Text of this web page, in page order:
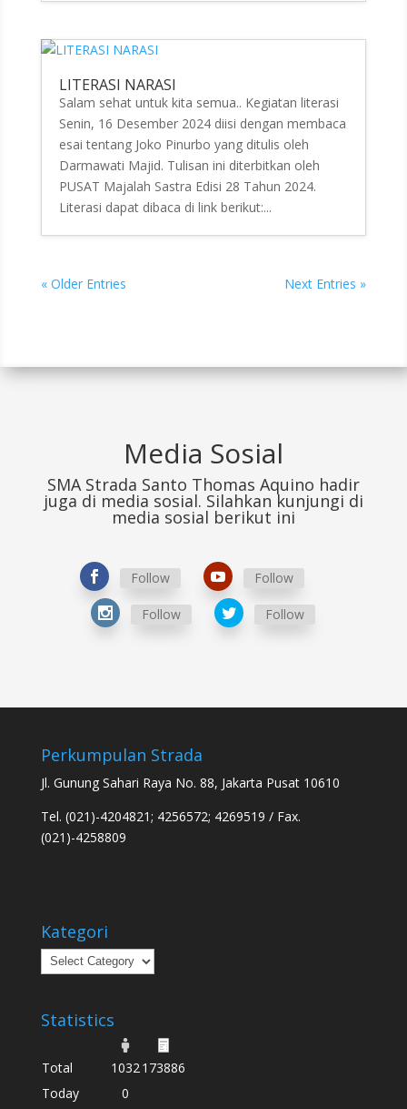
LITERASI NARASI
Salam sehat untuk kita semua.. Kegiatan literasi
Senin, 16 Desember 2024 diisi dengan membaca
esai tentang Joko Pinurbo yang ditulis oleh
Darmawati Majid. Tulisan ini diterbitkan oleh
PUSAT Majalah Sastra Edisi 28 Tahun 2024.
Literasi dapat dibaca di link berikut:...
« Older Entries Next Entries »
Media Sosial
SMA Strada Santo Thomas Aquino hadir
juga di media sosial. Silahkan kunjungi di
media sosial berikut ini
Follow Follow
Follow Follow
Perkumpulan Strada
Jl. Gunung Sahari Raya No. 88, Jakarta Pusat 10610
Tel. (021)-4204821; 4256572; 4269519 / Fax.
(021)-4258809
Kategori
Kategori
Statistics
Total 1032173886
Today
0